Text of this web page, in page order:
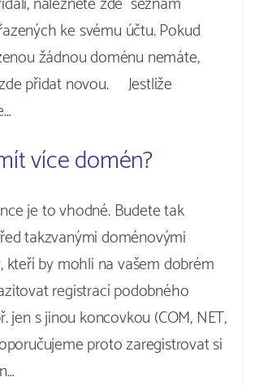
ke svému účtu. Pokud
žádnou doménu nemáte,
přidat novou. Jestliže
více domén?
je to vhodné. Budete tak
takzvanými doménovými
kteří by mohli na vašem dobrém
registrací podobného
jen s jinou koncovkou (COM, NET,
proto zaregistrovat si